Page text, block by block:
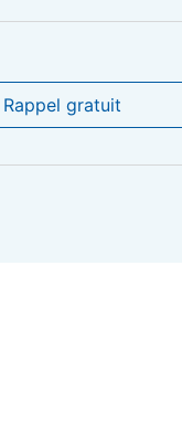
Rappel gratuit